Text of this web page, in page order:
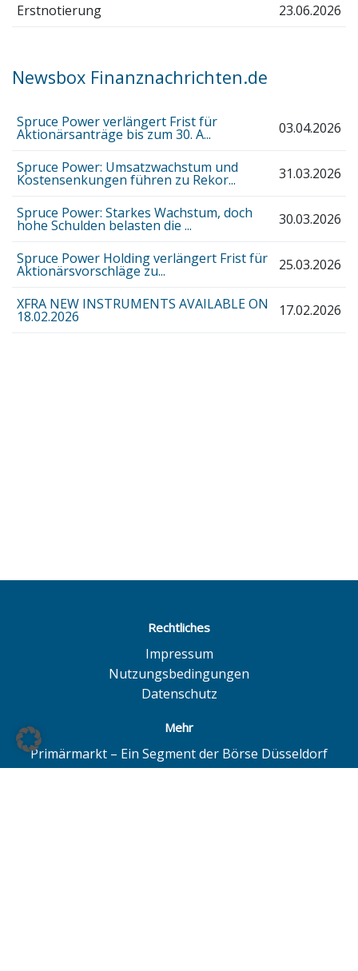
Erstnotierung
23.06.2026
Newsbox Finanznachrichten.de
Spruce Power verlängert Frist für
Aktionärsanträge bis zum 30. A... 03.04.2026
Spruce Power: Umsatzwachstum und
Kostensenkungen führen zu Rekor... 31.03.2026
Spruce Power: Starkes Wachstum, doch
hohe Schulden belasten die ... 30.03.2026
Spruce Power Holding verlängert Frist für
Aktionärsvorschläge zu... 25.03.2026
XFRA NEW INSTRUMENTS AVAILABLE ON
18.02.2026 17.02.2026
Rechtliches
Impressum
Nutzungsbedingungen
Datenschutz
Mehr
Primärmarkt – Ein Segment der Börse Düsseldorf
Quotrix – Ein System der Börse Düsseldorf